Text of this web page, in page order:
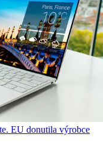
EU donutila výrobce